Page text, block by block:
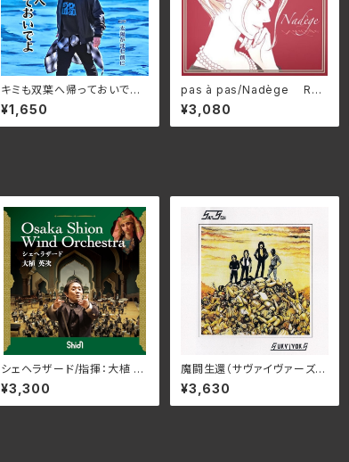
キミも双葉へ帰っておいでよ/
たかはしごう APM-0001
(仕様:CD)
¥1,650
pas à pas/Nadège RHA
PSODIE-A1801(仕様:12イン
チレコード)
¥3,080
シェヘラザード/指揮：大植 英
次 吹奏楽：Osaka Shion Wi
nd Orchestra WKOS-01
6(仕様:CD)
¥3,300
魔闘⽣還（サヴァイヴァーズ）/
サムソン BELLE-264423
(仕様:SHM-CD)
¥3,630